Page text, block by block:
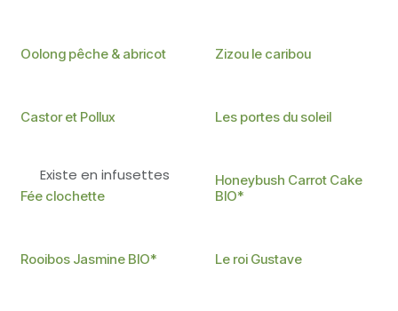
Existe en infusettes
Oolong pêche & abricot Zizou le caribou
Existe en infusettes
Castor et Pollux Les portes du soleil
Existe en infusettes
Fée clochette
BIO
Existe en
Honeybush Carrot Cake
BIO*
BIO
Rooibos Jasmine BIO* Existe en infusettes
Le roi Gustave